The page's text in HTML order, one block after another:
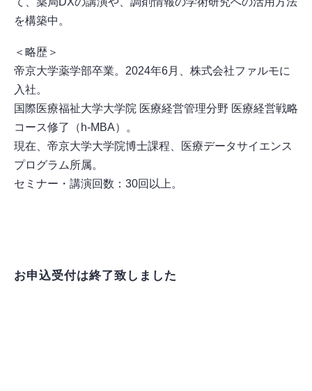
を構築中。
＜略歴＞
帝京大学薬学部卒業。2024年6月、株式会社ファルモに
入社。
国際医療福祉大学大学院 医療経営管理分野 医療経営戦略
コース修了（h-MBA）。
現在、帝京大学大学院博士課程、医療データサイエンス
プログラム所属。
セミナー・講演回数：30回以上。
お申込受付は終了致しました